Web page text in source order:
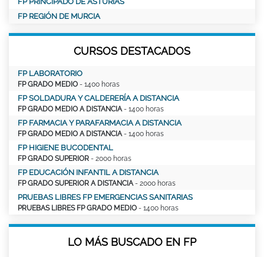
FP REGIÓN DE MURCIA
CURSOS DESTACADOS
FP LABORATORIO
FP GRADO MEDIO - 1400 horas
FP SOLDADURA Y CALDERERÍA A DISTANCIA
FP GRADO MEDIO A DISTANCIA - 1400 horas
FP FARMACIA Y PARAFARMACIA A DISTANCIA
FP GRADO MEDIO A DISTANCIA - 1400 horas
FP HIGIENE BUCODENTAL
FP GRADO SUPERIOR - 2000 horas
FP EDUCACIÓN INFANTIL A DISTANCIA
FP GRADO SUPERIOR A DISTANCIA - 2000 horas
PRUEBAS LIBRES FP EMERGENCIAS SANITARIAS
PRUEBAS LIBRES FP GRADO MEDIO - 1400 horas
LO MÁS BUSCADO EN FP